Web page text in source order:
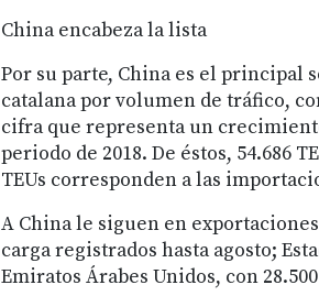
China encabeza la lista
Por su parte, China es el principal
catalana por volumen de tráfico,
cifra que representa un
periodo de 2018. De éstos, 54.686
TEUs corresponden a las
A China le siguen en
carga registrados hasta agosto;
Emiratos Árabes Unidos, con 28.500